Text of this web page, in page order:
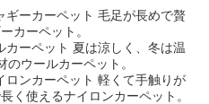
ギーカーペット 毛足が長めで贅
カーペット。
カーペット 夏は涼しく、冬は温
ウールカーペット。
ロンカーペット 軽くて手触りが
く使えるナイロンカーペット。